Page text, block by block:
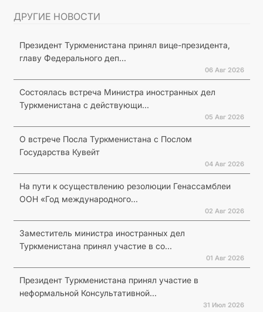
ДРУГИЕ НОВОСТИ
Президент Туркменистана принял вице-президента,
главу Федерального деп...
06 Авг 2026
Состоялась встреча Министра иностранных дел
Туркменистана с действующи...
05 Авг 2026
О встрече Посла Туркменистана с Послом
Государства Кувейт
04 Авг 2026
На пути к осуществлению резолюции Генассамблеи
ООН «Год международного...
02 Авг 2026
Заместитель министра иностранных дел
Туркменистана принял участие в со...
01 Авг 2026
Президент Туркменистана принял участие в
неформальной Консультативной...
31 Июл 2026